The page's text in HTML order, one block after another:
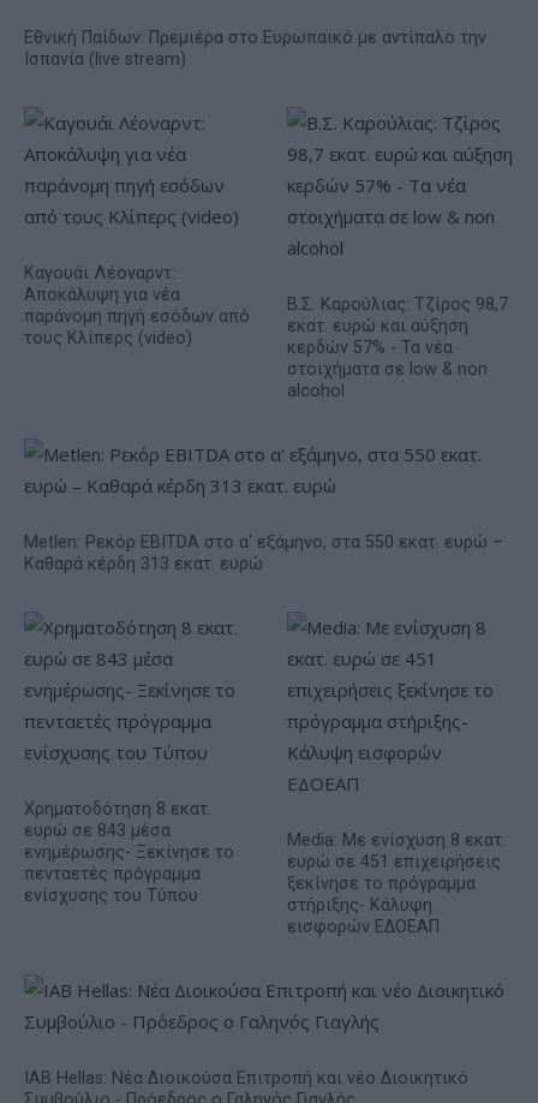
Εθνική Παίδων: Πρεμιέρα στο Ευρωπαϊκό με αντίπαλο την
Ισπανία (live stream)
Καγουάι Λέοναρντ:
Αποκάλυψη για νέα
παράνομη πηγή εσόδων από
τους Κλίπερς (video)
Β.Σ. Καρούλιας: Τζίρος 98,7
εκατ. ευρώ και αύξηση
κερδών 57% - Τα νέα
στοιχήματα σε low & non
alcohol
Metlen: Ρεκόρ EBITDA στο α' εξάμηνο, στα 550 εκατ. ευρώ –
Καθαρά κέρδη 313 εκατ. ευρώ
Χρηματοδότηση 8 εκατ.
ευρώ σε 843 μέσα
ενημέρωσης- Ξεκίνησε το
πενταετές πρόγραμμα
ενίσχυσης του Τύπου
Media: Με ενίσχυση 8 εκατ.
ευρώ σε 451 επιχειρήσεις
ξεκίνησε το πρόγραμμα
στήριξης- Κάλυψη
εισφορών ΕΔΟΕΑΠ
IAB Hellas: Νέα Διοικούσα Επιτροπή και νέο Διοικητικό